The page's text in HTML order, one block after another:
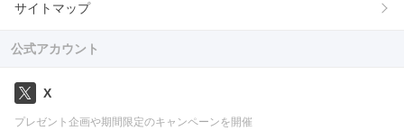
サイトマップ
公式アカウント
X
プレゼント企画や期間限定のキャンペーンを開催